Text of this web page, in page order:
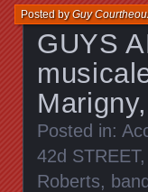
GUYS
Posted byGuy
Posted in:
42d STREET,
Roberts,